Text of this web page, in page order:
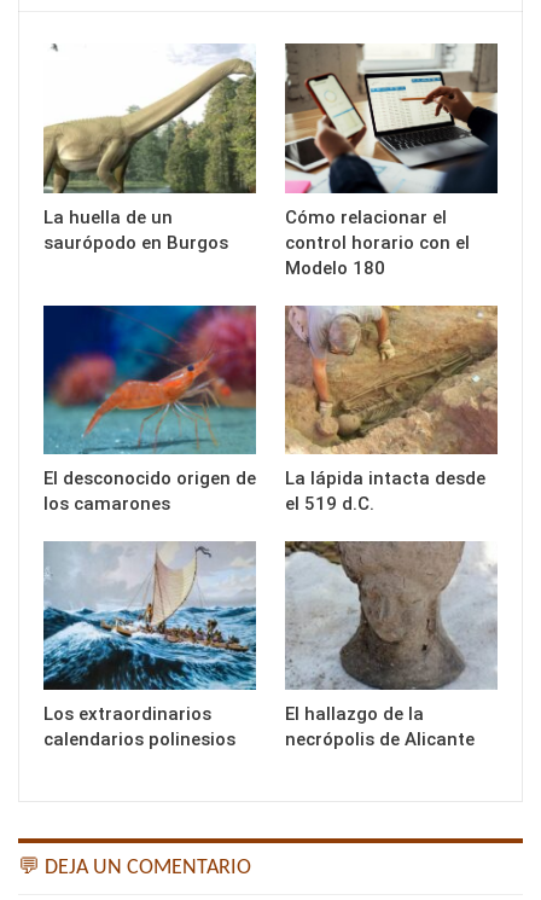
La huella de un
saurópodo en Burgos
Cómo relacionar el
control horario con el
Modelo 180
El desconocido origen de
los camarones
La lápida intacta desde
el 519 d.C.
Los extraordinarios
calendarios polinesios
El hallazgo de la
necrópolis de Alicante
💬 DEJA UN COMENTARIO